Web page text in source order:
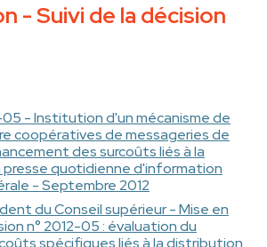
- Suivi de la décision
05 - Institution d'un mécanisme de
coopératives de messageries de
des surcoûts liés à la
quotidienne d'information
- Septembre 2012
du Conseil supérieur - Mise en
n° 2012-05 : évaluation du
spécifiques liés à la distribution